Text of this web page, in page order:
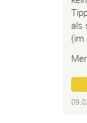
als
(im